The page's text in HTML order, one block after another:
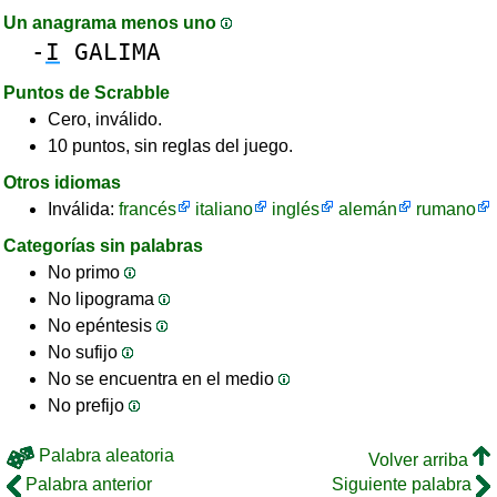
Un anagrama menos uno
- I GALIMA
Puntos de Scrabble
Cero, inválido.
10 puntos, sin reglas del juego.
Otros idiomas
Inválida: francés italiano inglés alemán
rumano
Categorías sin palabras
No primo
No lipograma
No epéntesis
No sufijo
No se encuentra en el medio
No prefijo
Palabra aleatoria
Volver arriba
Palabra anterior
Siguiente palabra